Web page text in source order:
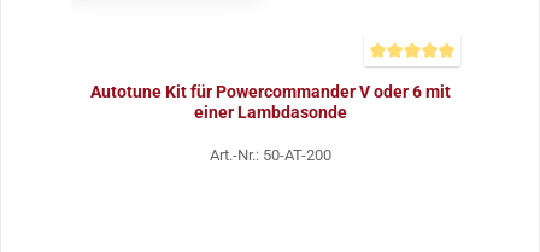
Autotune Kit für Powercommander V oder 6 mit
einer Lambdasonde
Art.-Nr.: 50-AT-200